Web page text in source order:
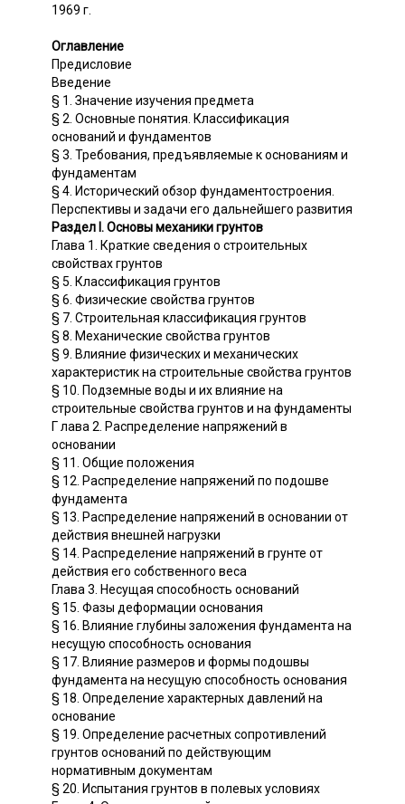
1969 г.
Оглавление
Предисловие
Введение
§ 1. Значение изучения предмета
§ 2. Основные понятия. Классификация
оснований и фундаментов
§ 3. Требования, предъявляемые к основаниям и
фундаментам
§ 4. Исторический обзор фундаментостроения.
Перспективы и задачи его дальнейшего развития
Раздел I. Основы механики грунтов
Глава 1. Краткие сведения о строительных
свойствах грунтов
§ 5. Классификация грунтов
§ 6. Физические свойства грунтов
§ 7. Строительная классификация грунтов
§ 8. Механические свойства грунтов
§ 9. Влияние физических и механических
характеристик на строительные свойства грунтов
§ 10. Подземные воды и их влияние на
строительные свойства грунтов и на фундаменты
Г лава 2. Распределение напряжений в
основании
§ 11. Общие положения
§ 12. Распределение напряжений по подошве
фундамента
§ 13. Распределение напряжений в основании от
действия внешней нагрузки
§ 14. Распределение напряжений в грунте от
действия его собственного веса
Глава 3. Несущая способность оснований
§ 15. Фазы деформации основания
§ 16. Влияние глубины заложения фундамента на
несущую способность основания
§ 17. Влияние размеров и формы подошвы
фундамента на несущую способность основания
§ 18. Определение характерных давлений на
основание
§ 19. Определение расчетных сопротивлений
грунтов оснований по действующим
нормативным документам
§ 20. Испытания грунтов в полевых условиях